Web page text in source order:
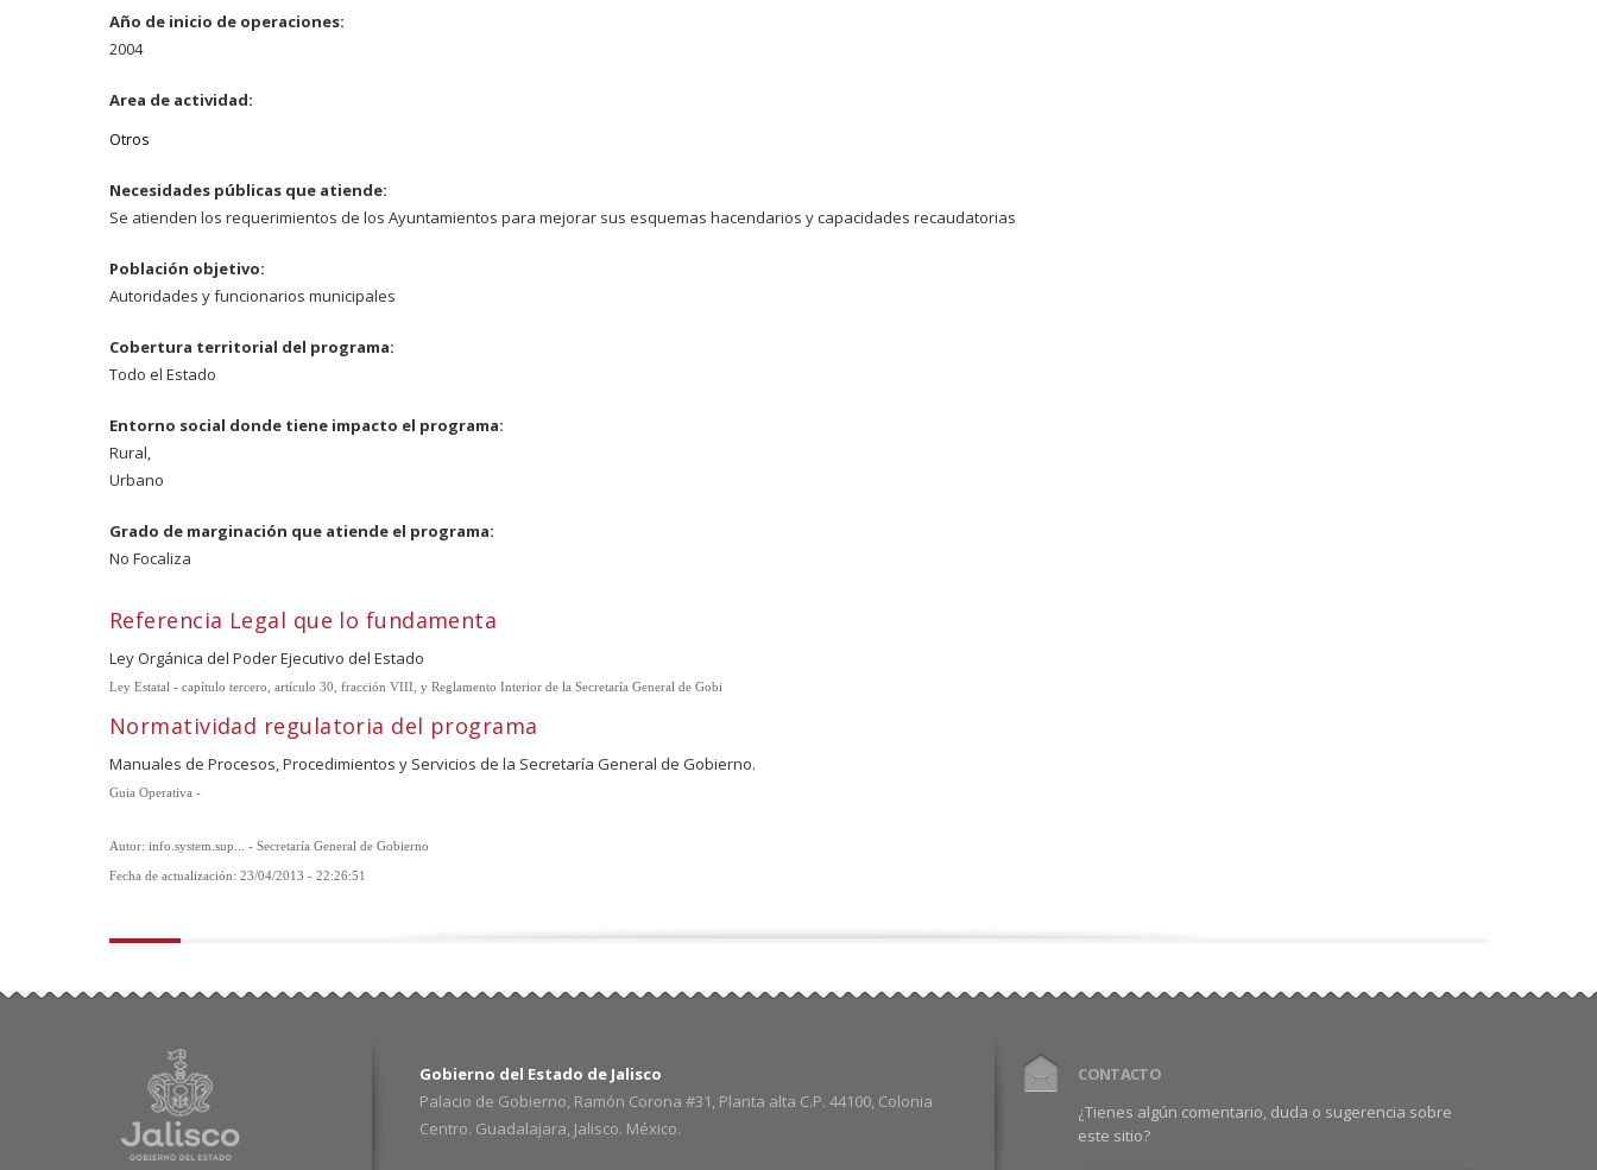
Año de inicio de operaciones:
2004
Area de actividad:
Otros
Necesidades públicas que atiende:
Se atienden los requerimientos de los Ayuntamientos para mejorar sus esquemas hacendarios y capacidades recaudatorias
Población objetivo:
Autoridades y funcionarios municipales
Cobertura territorial del programa:
Todo el Estado
Entorno social donde tiene impacto el programa:
Rural,
Urbano
Grado de marginación que atiende el programa:
No Focaliza
Referencia Legal que lo fundamenta
Ley Orgánica del Poder Ejecutivo del Estado
Ley Estatal - capítulo tercero, artículo 30, fracción VIII, y Reglamento Interior de la Secretaría General de Gobi
Normatividad regulatoria del programa
Manuales de Procesos, Procedimientos y Servicios de la Secretaría General de Gobierno.
Guia Operativa -
Autor: info.system.sup... - Secretaría General de Gobierno
Fecha de actualización: 23/04/2013 - 22:26:51
Gobierno del Estado de Jalisco
Palacio de Gobierno, Ramón Corona #31, Planta alta C.P. 44100, Colonia
Centro. Guadalajara, Jalisco. México.
CONTACTO
¿Tienes algún comentario, duda o sugerencia sobre
este sitio?